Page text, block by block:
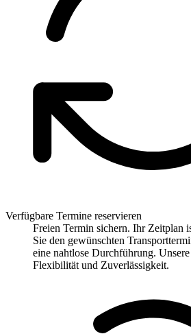
Verfügbare Termine reservieren
Freien Termin sichern. Ihr Zeitplan
Sie den gewünschten
eine nahtlose Durchführung.
Flexibilität und Zuverlässigkeit.